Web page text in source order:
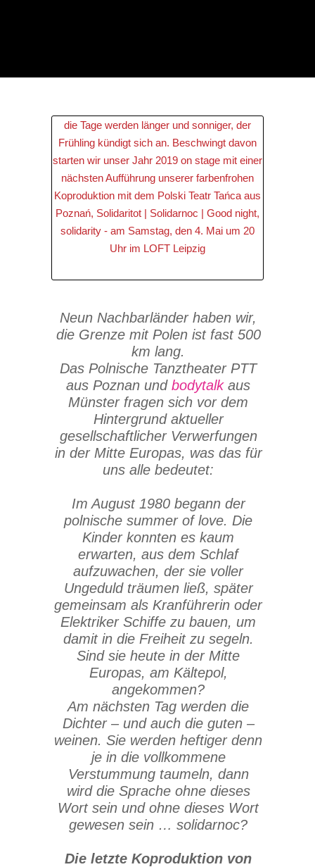
die Tage werden länger und sonniger, der
Frühling kündigt sich an. Beschwingt davon
starten wir unser Jahr 2019 on stage mit einer
nächsten Aufführung unserer farbenfrohen
Koproduktion mit dem Polski Teatr Tańca aus
Poznań, Solidaritot | Solidarnoc | Good night,
solidarity - am Samstag, den 4. Mai um 20
Uhr im LOFT Leipzig
Neun Nachbarländer haben wir,
die Grenze mit Polen ist fast 500
km lang.
Das Polnische Tanztheater PTT
aus Poznan und bodytalkaus
Münster fragen sich vor dem
Hintergrund aktueller
gesellschaftlicher Verwerfungen
in der Mitte Europas, was das für
uns alle bedeutet:
Im August 1980 begann der
polnische summer of love. Die
Kinder konnten es kaum
erwarten, aus dem Schlaf
aufzuwachen, der sie voller
Ungeduld träumen ließ, später
gemeinsam als Kranführerin oder
Elektriker Schiffe zu bauen, um
damit in die Freiheit zu segeln.
Sind sie heute in der Mitte
Europas, am Kältepol,
angekommen?
Am nächsten Tag werden die
Dichter – und auch die guten –
weinen. Sie werden heftiger denn
je in die vollkommene
Verstummung taumeln, dann
wird die Sprache ohne dieses
Wort sein und ohne dieses Wort
gewesen sein … solidarnoc?
Die letzte Koproduktion von